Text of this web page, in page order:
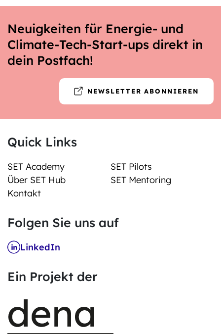
Neuigkeiten für Energie- und
Climate-Tech-Start-ups direkt in
dein Postfach!
NEWSLETTER ABONNIEREN
Quick Links
SET Academy
SET Pilots
Über SET Hub
SET Mentoring
Kontakt
Folgen Sie uns auf
LinkedIn
Ein Projekt der